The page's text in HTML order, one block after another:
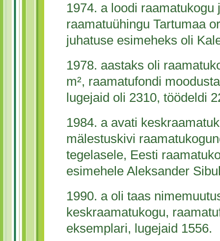
1974. a loodi raamatukogu
raamatuühingu Tartumaa
juhatuse esimeheks oli
1978. aastaks oli
m², raamatufondi
lugejaid oli 2310, töödeldi
1984. a avati
mälestuskivi
tegelasele, Eesti
esimehele Aleksander
1990. a oli taas
keskraamatukogu,
eksemplari, lugejaid 1556.